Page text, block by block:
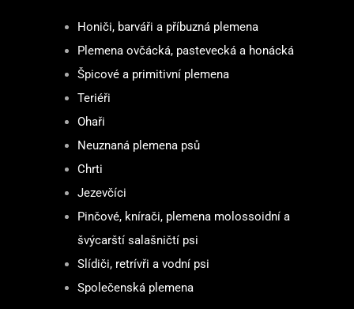
Honiči, barváři a příbuzná plemena
Plemena ovčácká, pastevecká a honácká
Špicové a primitivní plemena
Teriéři
Ohaři
Neuznaná plemena psů
Chrti
Jezevčíci
Pinčové, knírači, plemena molossoidní a
švýcarští salašničtí psi
Slídiči, retrívři a vodní psi
Společenská plemena